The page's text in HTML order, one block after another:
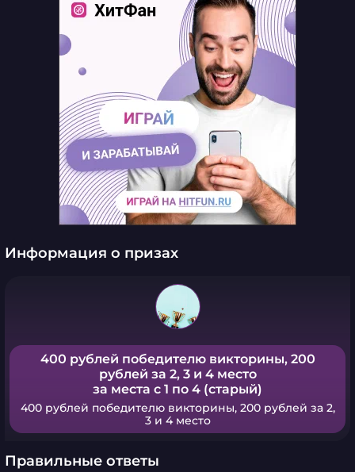
Информация о призах
400 рублей победителю викторины, 200
рублей за 2, 3 и 4 место
за места с 1 по 4 (старый)
400 рублей победителю викторины, 200 рублей за 2,
3 и 4 место
Правильные ответы